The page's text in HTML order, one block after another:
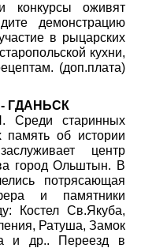
конкурсы оживят
демонстрацию
в рыцарских
кухни,
(доп.плата)
ГДАНЬСК
Среди старинных
память об истории
центр
город Ольштын. В
потрясающая
и памятники
Костел Св.Якуба,
Ратуша, Замок
и др.. Переезд в